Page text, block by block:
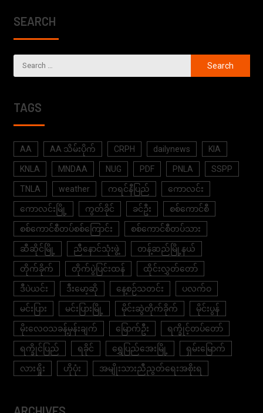
SEARCH
TAGS
AA AA သိမ်းပိုက် CRPH dailynews KIA
KNLA MNDAA NUG PDF PNLA SSPP
TNLA weather ကရင်နီပြည် ကောလင်း
ကောလင်းမြို့ ကွတ်ခိုင် ခင်ဦး စစ်ကောင်စီ
စစ်ကောင်စီတပ်စစ်ကြောင်း စစ်ကောင်စီတပ်သား
ဆီဆိုင်မြို့ ညီနောင်သုံးဖွဲ့ တန့်ဆည်မြို့နယ်
တိုက်ခိုက် တိုက်ပွဲပြင်းထန် ထိုင်းလွှတ်တော်
ဒီပဲယင်း ဒီးမော့ဆို နေ့စဉ်သတင်း ပလက်ဝ
မင်းပြား မင်းပြားမြို့ မိုင်းဆွဲတိုက်ခိုက် မိုင်းပွန်
မိုးလေဝသခန့်မှန်းချက် မြောက်ဦး ရက္ခိုင့်တပ်တော်
ရက္ခိုင်ပြည် ရခိုင် ရွှေပြည်အေးမြို့ ရှမ်းမြောက်
လားရှိုး ဟိုပုံး အမျိုးသားညီညွတ်ရေးအစိုးရ